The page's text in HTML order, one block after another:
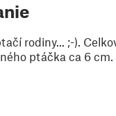
rodiny... ;-).
ptáčka ca 6 cm.